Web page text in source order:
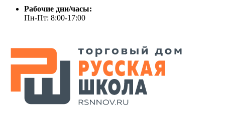
Рабочие дни/часы:
Пн-Пт: 8:00-17:00